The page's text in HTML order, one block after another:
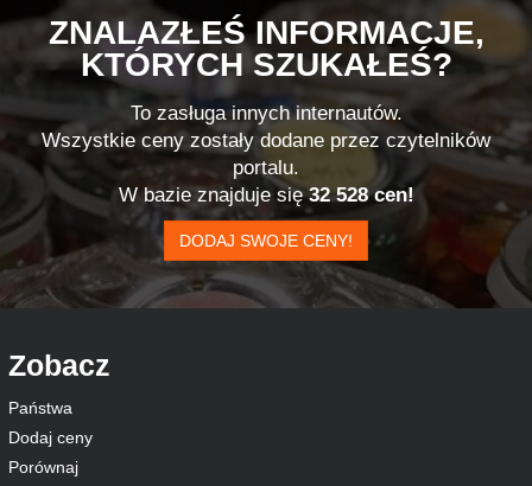
ZNALAZŁEŚ INFORMACJE,
KTÓRYCH SZUKAŁEŚ?
To zasługa innych internautów.
Wszystkie ceny zostały dodane przez czytelników
portalu.
W bazie znajduje się32 528 cen!
DODAJ SWOJE CENY!
Zobacz
Państwa
Dodaj ceny
Porównaj